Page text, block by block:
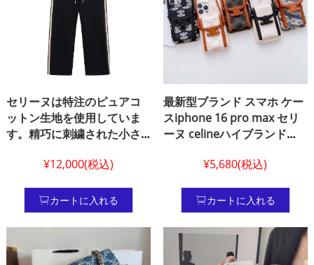
セリーヌは特注のピュアコ
ットン生地を使用していま
す。精巧に刺繍された小さ
わってデザインされたリボ
せています。
¥12,000(税込)
カートに入れる
最新型ブランド スマホ ケー
スiphone 16 pro max セリ
ーヌ celineハイブランド
ド収納 セリーヌ風 斜めがけ
celine アイホン 14 プロ ケー
ス シンプル風 耐衝撃
iphone 14 pro max セリー
ヌ風 携帯 ケース
¥5,680(税込)
カートに入れる